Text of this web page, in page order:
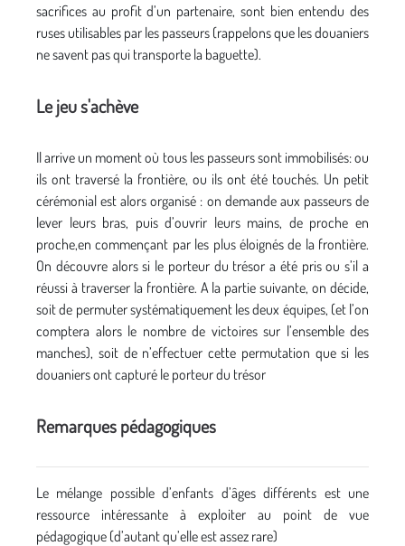
sacrifices au profit d’un partenaire, sont bien entendu des
ruses utilisables par les passeurs (rappelons que les douaniers
ne savent pas qui transporte la baguette).
Le jeu s'achève
Il arrive un moment où tous les passeurs sont immobilisés: ou
ils ont traversé la frontière, ou ils ont été touchés. Un petit
cérémonial est alors organisé : on demande aux passeurs de
lever leurs bras, puis d’ouvrir leurs mains, de proche en
proche,en commençant par les plus éloignés de la frontière.
On découvre alors si le porteur du trésor a été pris ou s’il a
réussi à traverser la frontière. A la partie suivante, on décide,
soit de permuter systématiquement les deux équipes, (et l’on
comptera alors le nombre de victoires sur l’ensemble des
manches), soit de n’effectuer cette permutation que si les
douaniers ont capturé le porteur du trésor
Remarques pédagogiques
Le mélange possible d’enfants d’âges différents est une
ressource intéressante à exploiter au point de vue
pédagogique (d’autant qu’elle est assez rare)